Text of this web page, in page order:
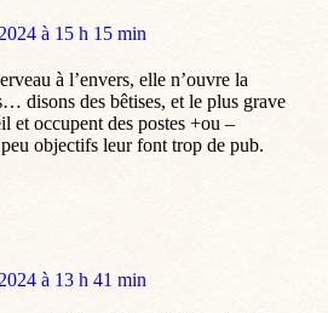
à 15 h 15 min
à l’envers, elle n’ouvre la
disons des bêtises, et le plus grave
et occupent des postes +ou –
objectifs leur font trop de pub.
à 13 h 41 min